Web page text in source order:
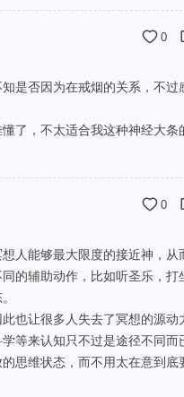
0
是否因为在戒烟的关系，不过
了，不太适合我这种神经大条
0
人能够最大限度的接近神，从
的辅助动作，比如听圣乐，打
也让很多人失去了冥想的源动
等来认知只不过是途径不同而
思维状态，而不用太在意到底